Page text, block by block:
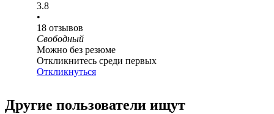
3.8
•
18 отзывов
Свободный
Можно без резюме
Откликнитесь среди первых
Откликнуться
Другие пользователи ищут